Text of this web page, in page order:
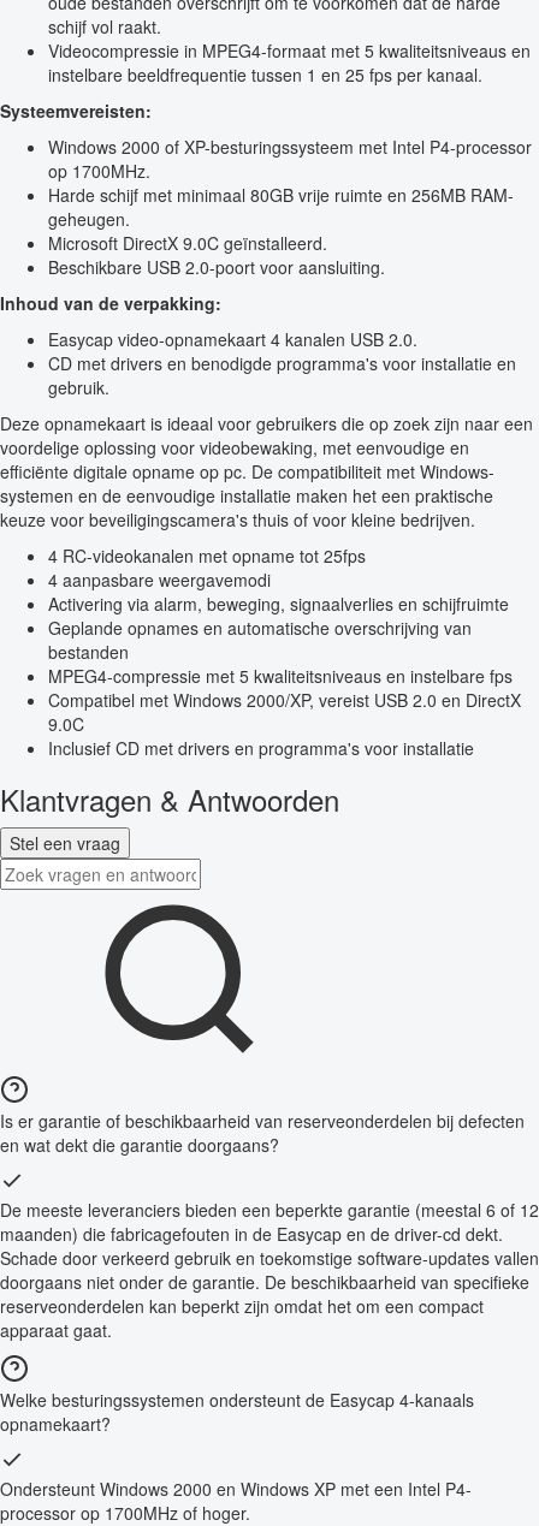
schijf vol raakt.
Videocompressie in MPEG4-formaat met 5 kwaliteitsniveaus en
instelbare beeldfrequentie tussen 1 en 25 fps per kanaal.
Systeemvereisten:
Windows 2000 of XP-besturingssysteem met Intel P4-processor
op 1700MHz.
Harde schijf met minimaal 80GB vrije ruimte en 256MB RAM-
geheugen.
Microsoft DirectX 9.0C geïnstalleerd.
Beschikbare USB 2.0-poort voor aansluiting.
Inhoud van de verpakking:
Easycap video-opnamekaart 4 kanalen USB 2.0.
CD met drivers en benodigde programma's voor installatie en
gebruik.
Deze opnamekaart is ideaal voor gebruikers die op zoek zijn naar een
voordelige oplossing voor videobewaking, met eenvoudige en
efficiënte digitale opname op pc. De compatibiliteit met Windows-
systemen en de eenvoudige installatie maken het een praktische
keuze voor beveiligingscamera's thuis of voor kleine bedrijven.
4 RC-videokanalen met opname tot 25fps
4 aanpasbare weergavemodi
Activering via alarm, beweging, signaalverlies en schijfruimte
Geplande opnames en automatische overschrijving van
bestanden
MPEG4-compressie met 5 kwaliteitsniveaus en instelbare fps
Compatibel met Windows 2000/XP, vereist USB 2.0 en DirectX
9.0C
Inclusief CD met drivers en programma's voor installatie
Klantvragen & Antwoorden
Stel een vraag
Is er garantie of beschikbaarheid van reserveonderdelen bij defecten
en wat dekt die garantie doorgaans?
De meeste leveranciers bieden een beperkte garantie (meestal 6 of 12
maanden) die fabricagefouten in de Easycap en de driver-cd dekt.
Schade door verkeerd gebruik en toekomstige software-updates vallen
doorgaans niet onder de garantie. De beschikbaarheid van specifieke
reserveonderdelen kan beperkt zijn omdat het om een compact
apparaat gaat.
Welke besturingssystemen ondersteunt de Easycap 4-kanaals
opnamekaart?
Ondersteunt Windows 2000 en Windows XP met een Intel P4-
processor op 1700MHz of hoger.